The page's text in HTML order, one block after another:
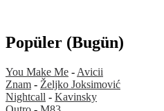
Popüler (Bugün)
You Make Me - Avicii
Znam - Željko Joksimović
Nightcall - Kavinsky